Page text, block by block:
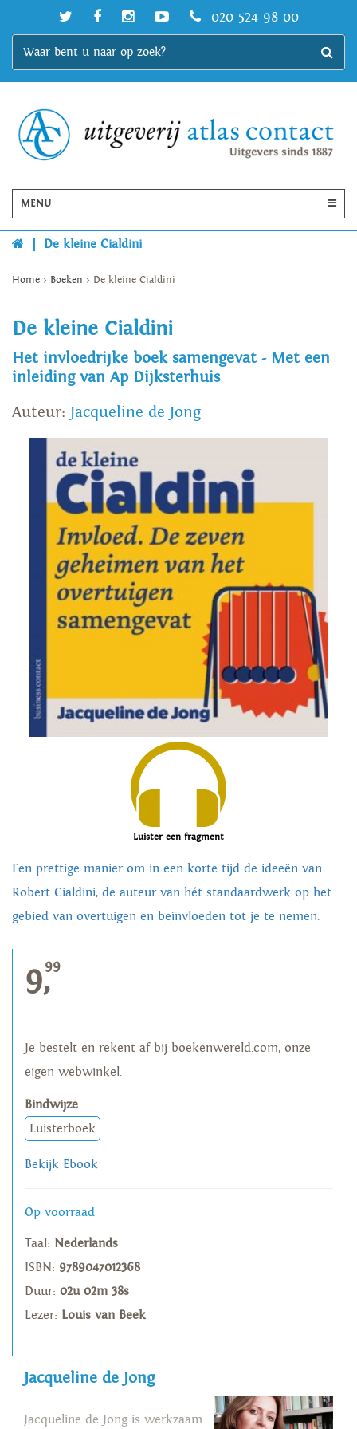
020 524 98 00
MENU
De kleine Cialdini
Home > Boeken > De kleine Cialdini
De kleine Cialdini
Het invloedrijke boek samengevat - Met een
inleiding van Ap Dijksterhuis
Auteur: Jacqueline de Jong
Luister een fragment
Een prettige manier om in een korte tijd de ideeën van
Robert Cialdini, de auteur van hét standaardwerk op het
gebied van overtuigen en beïnvloeden tot je te nemen.
9,99
Je bestelt en rekent af bij boekenwereld.com, onze
eigen webwinkel.
Bindwijze
Luisterboek
Bekijk Ebook
Op voorraad
Taal: Nederlands
ISBN: 9789047012368
Duur: 02u 02m 38s
Lezer: Louis van Beek
Jacqueline de Jong
Jacqueline de Jong is werkzaam